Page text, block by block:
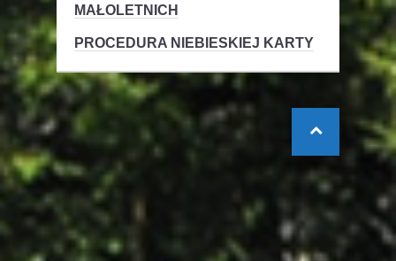
MAŁOLETNICH
PROCEDURA NIEBIESKIEJ KARTY